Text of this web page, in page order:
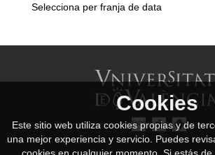
Selecciona per franja de data
Cookies
Este sitio web utiliza cookies propias y de
una mejor experiencia y servicio. Puedes